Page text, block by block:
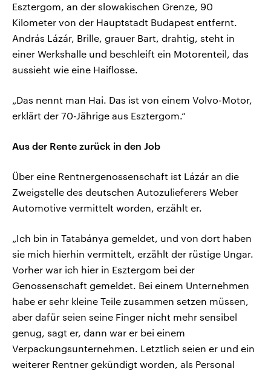
Esztergom, an der slowakischen Grenze, 90
Kilometer von der Hauptstadt Budapest entfernt.
András Lázár, Brille, grauer Bart, drahtig, steht in
einer Werkshalle und beschleift ein Motorenteil, das
aussieht wie eine Haiflosse.
„Das nennt man Hai. Das ist von einem Volvo-Motor,
erklärt der 70-Jährige aus Esztergom.“
Aus der Rente zurück in den Job
Über eine Rentnergenossenschaft ist Lázár an die
Zweigstelle des deutschen Autozulieferers Weber
Automotive vermittelt worden, erzählt er.
„Ich bin in Tatabánya gemeldet, und von dort haben
sie mich hierhin vermittelt, erzählt der rüstige Ungar.
Vorher war ich hier in Esztergom bei der
Genossenschaft gemeldet. Bei einem Unternehmen
habe er sehr kleine Teile zusammen setzen müssen,
aber dafür seien seine Finger nicht mehr sensibel
genug, sagt er, dann war er bei einem
Verpackungsunternehmen. Letztlich seien er und ein
weiterer Rentner gekündigt worden, als Personal